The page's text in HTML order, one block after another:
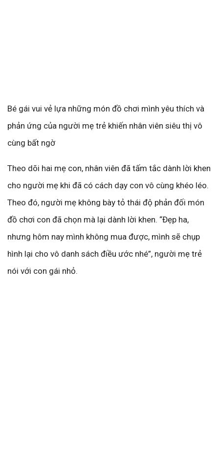
Bé gái vui vẻ lựa những món đồ chơi mình yêu thích và
phản ứng của người mẹ trẻ khiến nhân viên siêu thị vô
cùng bất ngờ
Theo dõi hai mẹ con, nhân viên đã tấm tắc dành lời khen
cho người mẹ khi đã có cách dạy con vô cùng khéo léo.
Theo đó, người mẹ không bày tỏ thái độ phản đối món
đồ chơi con đã chọn mà lại dành lời khen. “Đẹp ha,
nhưng hôm nay mình không mua được, mình sẽ chụp
hình lại cho vô danh sách điều ước nhé”, người mẹ trẻ
nói với con gái nhỏ.